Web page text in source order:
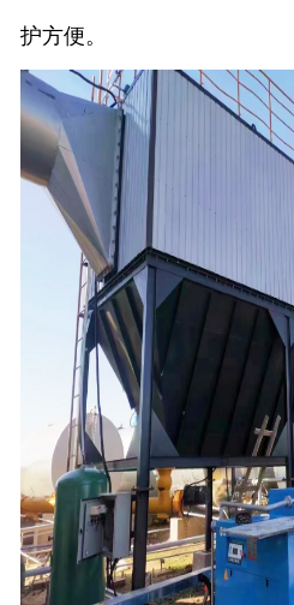
护方便。